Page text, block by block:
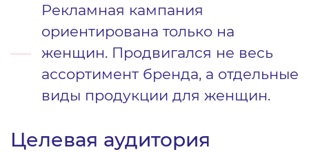
Рекламная кампания
ориентирована только на
женщин. Продвигался не весь
ассортимент бренда, а отдельные
виды продукции для женщин.
Целевая аудитория